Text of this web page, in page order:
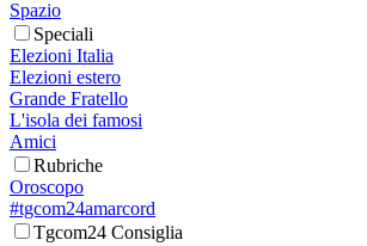
Spazio
Speciali
Elezioni Italia
Elezioni estero
Grande Fratello
L'isola dei famosi
Amici
Rubriche
Oroscopo
#tgcom24amarcord
Tgcom24 Consiglia